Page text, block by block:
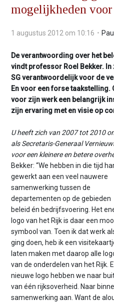
v
g
t
i
o
n
J
u
p
m
n
c
o
e
mogelijkheden
1 augustus 2012 om 10:16
De verantwoording over het
vindt professor Roel Bekker.
SG verantwoordelijk voor de
En voor een forse
voor zijn werk een belangrijk
zijn ervaring met en visie op
U heeft zich van 2007 tot 2010
als Secretaris-Generaal
voor een kleinere en betere
Bekker: “We hebben in die tijd
gewerkt aan een veel nauwere
samenwerking tussen de
departementen op de gebieden
beleid én bedrijfsvoering. Het
logo van het Rijk is daar een
symbool van. Toen ik dat werk
ging doen, heb ik een
laten maken met daarop alle
van de onderdelen van het Rijk.
nieuwe logo hebben we naar
van één rijksoverheid. Naar
samenwerking aan. Want de